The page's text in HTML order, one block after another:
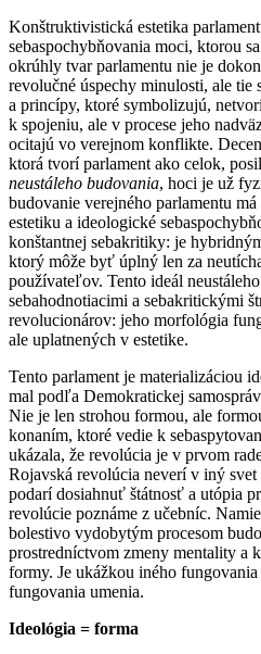
Konštruktivistická estetika
sebaspochybňovania moci, ktorou
okrúhly tvar parlamentu nie je
revolučné úspechy minulosti, ale tie
a princípy, ktoré symbolizujú,
k spojeniu, ale v procese jeho
ocitajú vo verejnom konflikte.
ktorá tvorí parlament ako celok,
neustáleho budovania, hoci je už
budovanie verejného parlamentu
estetiku a ideologické
konštantnej sebakritiky: je
ktorý môže byť úplný len za
používateľov. Tento ideál
sebahodnotiacimi a sebakritickými
revolucionárov: jeho morfológia
ale uplatnených v estetike.
Tento parlament je materializáciou
mal podľa Demokratickej
Nie je len strohou formou, ale
konaním, ktoré vedie k
ukázala, že revolúcia je v prvom
Rojavská revolúcia neverí v iný
podarí dosiahnuť štátnosť a utópia
revolúcie poznáme z učebníc.
bolestivo vydobytým procesom
prostredníctvom zmeny mentality a
formy. Je ukážkou iného
fungovania umenia.
Ideológia = forma